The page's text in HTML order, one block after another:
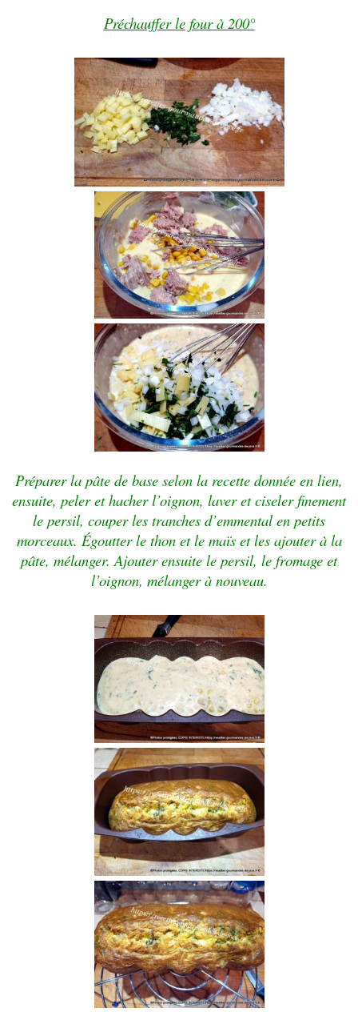
Préchauffer le four à 200°
Préparer la pâte de base selon la recette donnée en lien,
ensuite, peler et hacher l’oignon, laver et ciseler finement
le persil, couper les tranches d’emmental en petits
morceaux. Égoutter le thon et le maïs et les ajouter à la
pâte, mélanger. Ajouter ensuite le persil, le fromage et
l’oignon, mélanger à nouveau.